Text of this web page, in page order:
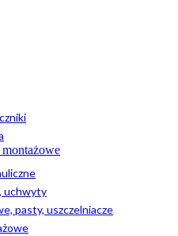
montażowe
uchwyty
pasty, uszczelniacze